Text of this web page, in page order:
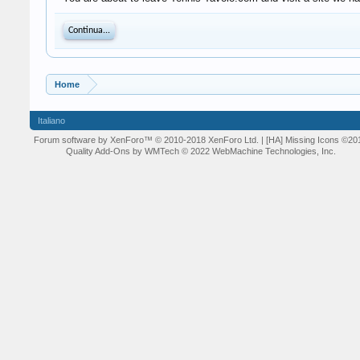
Continua...
Home
Italiano
Forum software by XenForo™ © 2010-2018 XenForo Ltd. | [HA] Missing Icons
Quality Add-Ons by WMTech © 2022 WebMachine Technologies, Inc.